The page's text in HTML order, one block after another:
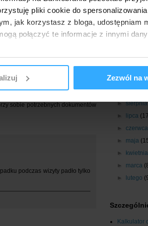
pliki cookie do
jak korzystasz z bloga, udostępniam
połączyć te informacje z innymi
Zezwól na
nie tylko do klientów Citi. Choć
z prezentem wyjdzie również
sobie potrzebnych dokumentów
podczas wizyty padło tylko
Kupuj
WBK
Łatwa
►
►
►
►
lipca
►czerwca
► maja
►
kwietnia
► marca
►
lutego
Kalkulator